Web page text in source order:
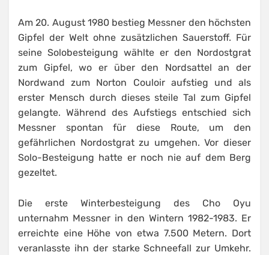
Am 20. August 1980 bestieg Messner den höchsten
Gipfel der Welt ohne zusätzlichen Sauerstoff. Für
seine Solobesteigung wählte er den Nordostgrat
zum Gipfel, wo er über den Nordsattel an der
Nordwand zum Norton Couloir aufstieg und als
erster Mensch durch dieses steile Tal zum Gipfel
gelangte. Während des Aufstiegs entschied sich
Messner spontan für diese Route, um den
gefährlichen Nordostgrat zu umgehen. Vor dieser
Solo-Besteigung hatte er noch nie auf dem Berg
gezeltet.
Die erste Winterbesteigung des Cho Oyu
unternahm Messner in den Wintern 1982-1983. Er
erreichte eine Höhe von etwa 7.500 Metern. Dort
veranlasste ihn der starke Schneefall zur Umkehr.